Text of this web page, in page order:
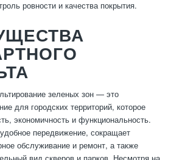
ровности и качества покрытия.
зеленых зон — это
для городских территорий, которое
экономичность и функциональность.
передвижение, сокращает
обслуживание и ремонт, а также